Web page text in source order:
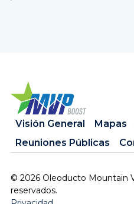
Visión General Mapas
Reuniones Públicas
© 2026Oleoducto Mountain
reservados.